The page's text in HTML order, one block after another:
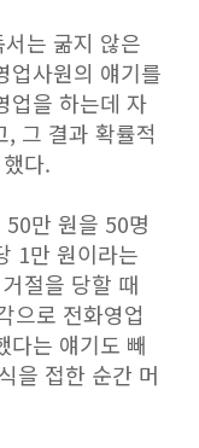
는 굶지 않은
업사원의 얘기를
업을 하는데 자
그 결과 확률적
다.
만 원을 50명
1만 원이라는
절을 당할 때
으로 전화영업
다는 얘기도 빼
을 접한 순간 머